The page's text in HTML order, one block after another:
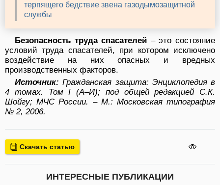
терпящего бедствие звена газодымозащитной
службы
Безопасность труда спасателей – это состояние
условий труда спасателей, при котором исключено
воздействие на них опасных и вредных
производственных факторов.
Источник: Гражданская защита: Энциклопедия в
4 томах. Том I (А–И); под общей редакцией С.К.
Шойгу; МЧС России. – М.: Московская типография
№ 2, 2006.
Скачать статью
ИНТЕРЕСНЫЕ ПУБЛИКАЦИИ